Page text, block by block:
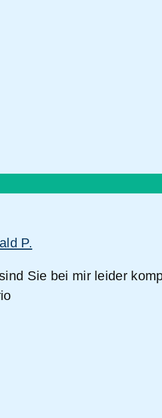
P.
Sie bei mir leider